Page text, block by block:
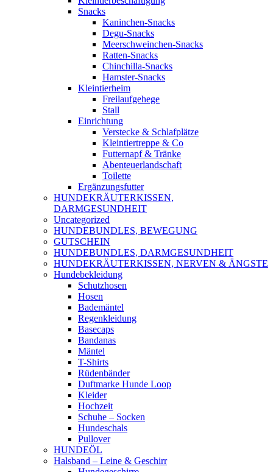
Snacks
Kaninchen-Snacks
Degu-Snacks
Meerschweinchen-Snacks
Ratten-Snacks
Chinchilla-Snacks
Hamster-Snacks
Kleintierheim
Freilaufgehege
Stall
Einrichtung
Verstecke & Schlafplätze
Kleintiertreppe & Co
Futternapf & Tränke
Abenteuerlandschaft
Toilette
Ergänzungsfutter
HUNDEKRÄUTERKISSEN,
DARMGESUNDHEIT
Uncategorized
HUNDEBUNDLES, BEWEGUNG
GUTSCHEIN
HUNDEBUNDLES, DARMGESUNDHEIT
HUNDEKRÄUTERKISSEN, NERVEN & ÄNGSTE
Hundebekleidung
Schutzhosen
Hosen
Bademäntel
Regenkleidung
Basecaps
Bandanas
Mäntel
T-Shirts
Rüdenbänder
Duftmarke Hunde Loop
Kleider
Hochzeit
Schuhe – Socken
Hundeschals
Pullover
HUNDEÖL
Halsband – Leine & Geschirr